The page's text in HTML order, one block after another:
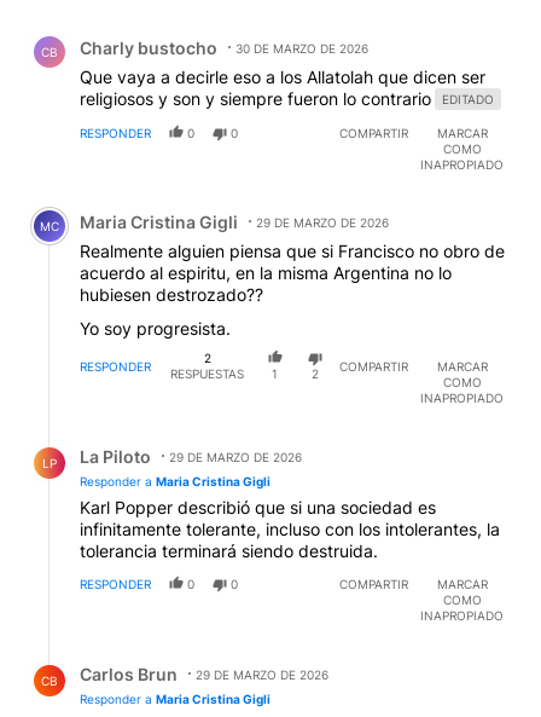
CB Charly bustocho 30 DE MARZO DE 2026
Que vaya a decirle eso a los Allatolah que dicen ser
religiosos y son y siempre fueron lo contrario
EDITADO
RESPONDER 0 0 COMPARTIR
MARCAR
COMO
INAPROPIADO
Comentario de Maria Cristina Gigli.
MC Maria Cristina Gigli 29 DE MARZO DE 2026
Realmente alguien piensa que si Francisco no obro de
acuerdo al espiritu, en la misma Argentina no lo
hubiesen destrozado??
Yo soy progresista.
RESPONDER
2
RESPUESTAS
1 2
COMPARTIR
MARCAR
COMO
INAPROPIADO
LP La Piloto
29 DE MARZO DE 2026
Responder a Maria Cristina Gigli
Karl Popper describió que si una sociedad es
infinitamente tolerante, incluso con los intolerantes, la
tolerancia terminará siendo destruida.
RESPONDER 0 0 COMPARTIR
MARCAR
COMO
INAPROPIADO
CB Carlos Brun
29 DE MARZO DE 2026
Responder a Maria Cristina Gigli